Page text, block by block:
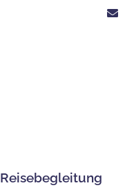
Reisebegleitung